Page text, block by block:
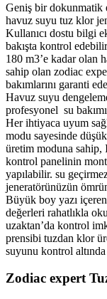
Geniş bir dokunmatik
havuz suyu tuz klor
Kullanıcı dostu bilgi
bakışta kontrol
180 m3’e kadar olan
sahip olan zodiac
bakımlarını garanti
Havuz suyu
profesyonel su
Her ihtiyaca uyum
modu sayesinde
üretim moduna sahip,
kontrol panelinin
yapılabilir. su
jeneratörünüzün
Büyük boy yazı
değerleri rahatlıkla
uzaktan’da kontrol
prensibi tuzdan klor
suyunu kontrol altında
Zodiac expert